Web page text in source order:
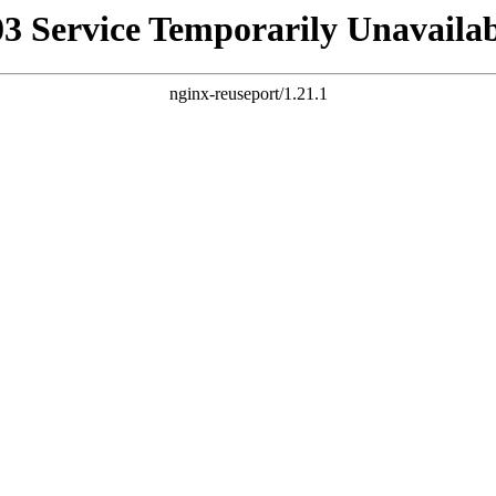
Service Temporarily
nginx-reuseport/1.21.1